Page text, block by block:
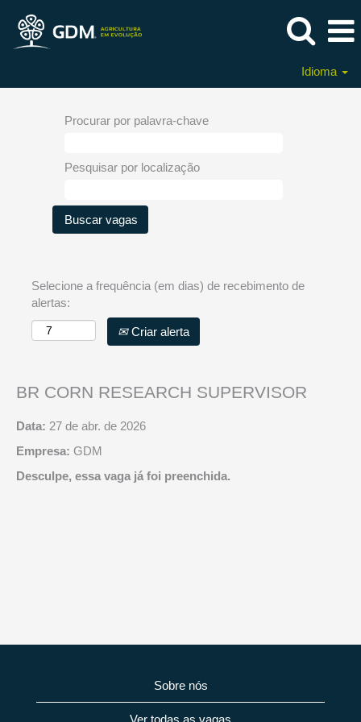
Idioma
Procurar por palavra-chave
Pesquisar por localização
Selecione a frequência (em dias) de recebimento de
alertas:
Criar alerta
BR CORN RESEARCH SUPERVISOR
Data: 27 de abr. de 2026
Empresa: GDM
Desculpe, essa vaga já foi preenchida.
Sobre nós
Ver todas as vagas